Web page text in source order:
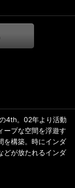
4th。02年より活動
ープな空間を浮遊す
を構築。時にインダ
どが放たれるインダ